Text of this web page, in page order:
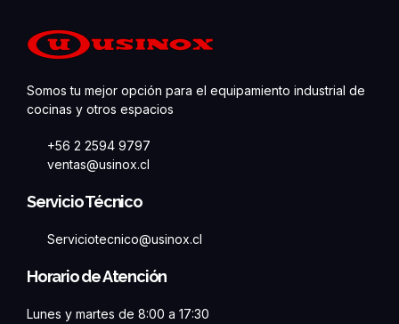
Somos tu mejor opción para el equipamiento industrial de
cocinas y otros espacios
+56 2 2594 9797
ventas@usinox.cl
Servicio Técnico
Serviciotecnico@usinox.cl
Horario de Atención
Lunes y martes de 8:00 a 17:30